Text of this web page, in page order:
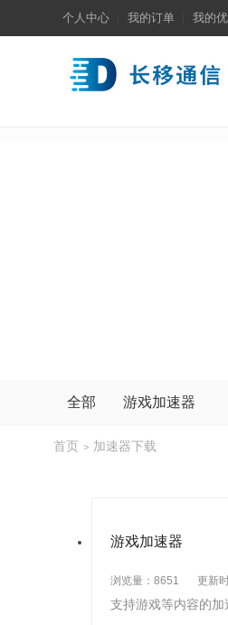
个人中心 我的订单 我的
全部 游戏加速器
首页 > 加速器下载
游戏加速器
浏览量：8651 更新
支持游戏等内容的加